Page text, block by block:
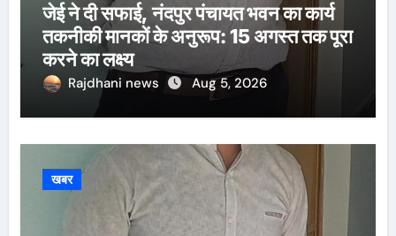
जेई ने दी सफाई, नंदपुर पंचायत भवन का कार्य
तकनीकी मानकों के अनुरूप: 15 अगस्त तक पूरा
करने का लक्ष्य
Rajdhani news Aug 5, 2026
खबर